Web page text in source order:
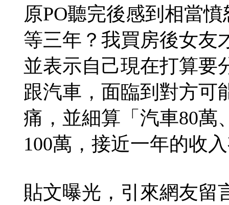
原PO聽完後感到相當
等三年？我買房後女友
並表示自己現在打算要
跟汽車，面臨到對方可
痛，並細算「汽車80萬
100萬，接近一年的收
貼文曝光，引來網友留